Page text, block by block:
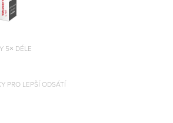
5× DÉLE
PRO LEPŠÍ ODSÁTÍ